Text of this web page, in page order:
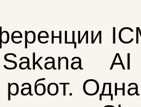
AI
работ.